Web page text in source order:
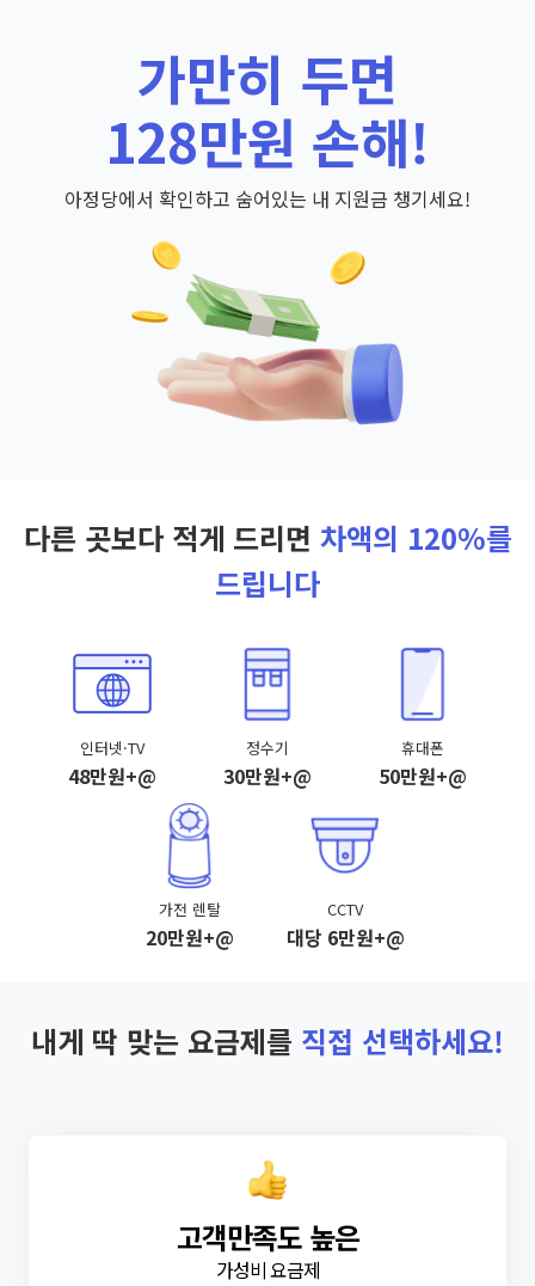
가만히 두면
128만원 손해!
아정당에서 확인하고 숨어있는 내 지원금 챙기세요!
다른 곳보다 적게 드리면 차액의 120%를
드립니다
인터넷·TV
48만원+@
정수기
30만원+@
휴대폰
50만원+@
가전 렌탈
20만원+@
CCTV
대당 6만원+@
내게 딱 맞는 요금제를 직접 선택하세요!
고객만족도 높은
가성비 요금제